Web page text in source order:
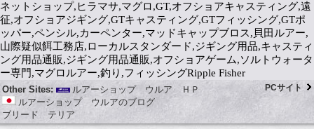
ネットショップ,ヒラマサ,マグロ,GT,オフショアキャスティング,遠
征,オフショアジギング,GTキャスティング,GTフィッシング,GTポ
ッパー,ペンシル,カーペンター,マッドキャップブロス,貝田ルアー,
山際疑似餌工務店,ローカルスタンダード,ジギング用品,キャスティ
ング用品通販,ジギング用品通販,オフショアゲーム,ソルトウォータ
ー専門,マグロルアー,釣り,フィッシングRipple Fisher
Other Sites:
ルアーショップ ウルア ＨＰ
ルアーショップ ウルアのブログ
ブリード テリア
PCサイト